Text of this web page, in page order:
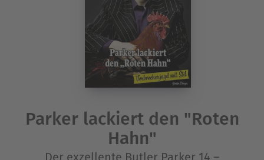
Parker lackiert den "Roten
Hahn"
Der exzellente Butler Parker 14 –